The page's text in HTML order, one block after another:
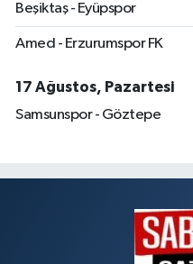
Beşiktaş - Eyüpspor
Amed - Erzurumspor FK
17 Ağustos, Pazartesi
Samsunspor - Göztepe